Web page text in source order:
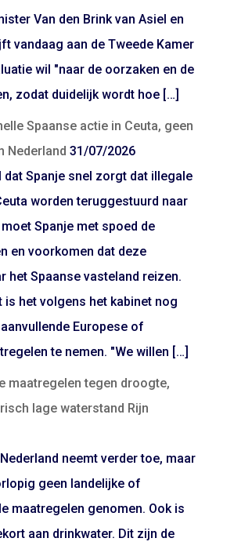
Van den Brink van Asiel en
vandaag aan de Tweede Kamer
wil "naar de oorzaken en de
zodat duidelijk wordt hoe […]
Spaanse actie in Ceuta, geen
Nederland 31/07/2026
dat Spanje snel zorgt dat illegale
worden teruggestuurd naar
Spanje met spoed de
en voorkomen dat deze
het Spaanse vasteland reizen.
is het volgens het kabinet nog
Europese of
te nemen. "We willen […]
maatregelen tegen droogte,
lage waterstand Rijn
neemt verder toe, maar
geen landelijke of
maatregelen genomen. Ook is
aan drinkwater. Dit zijn de